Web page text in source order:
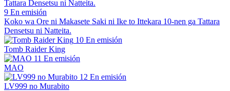
9 En emisión
Koko wa Ore ni Makasete Saki ni Ike to Ittekara 10-nen ga Tattara
Densetsu ni Natteita.
10 En emisión
Tomb Raider King
11 En emisión
MAO
12 En emisión
LV999 no Murabito